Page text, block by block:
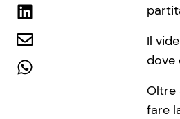
Il
dove
Oltre
fare